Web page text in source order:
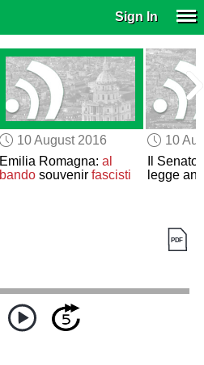
Sign In
10 August 2016
Emilia Romagna: al
bandosouvenir fascisti
10
Il
legge